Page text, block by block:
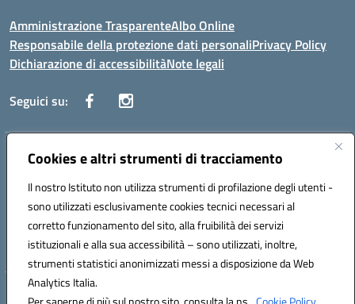
Cookies e altri strumenti di tracciamento
Il nostro Istituto non utilizza strumenti di profilazione degli utenti -
sono utilizzati esclusivamente cookies tecnici necessari al
corretto funzionamento del sito, alla fruibilità dei servizi
istituzionali e alla sua accessibilità – sono utilizzati, inoltre,
strumenti statistici anonimizzati messi a disposizione da Web
Analytics Italia.
Amministrazione TrasparenteAlbo Online
Responsabile della protezione dati personaliPrivacy Policy
Dichiarazione di accessibilitàNote legali
Seguici su:
Indirizzo:Corso Vittorio Emanuele, 27 90133 - Palermo
Posta elettronica certificata (PEC):pais03600r@pec.istruzione.it
Codice fiscale: 97308550827
Codice meccanografico: PAIS03600R
Hosting & Powered by 3D Solution S.r.l.